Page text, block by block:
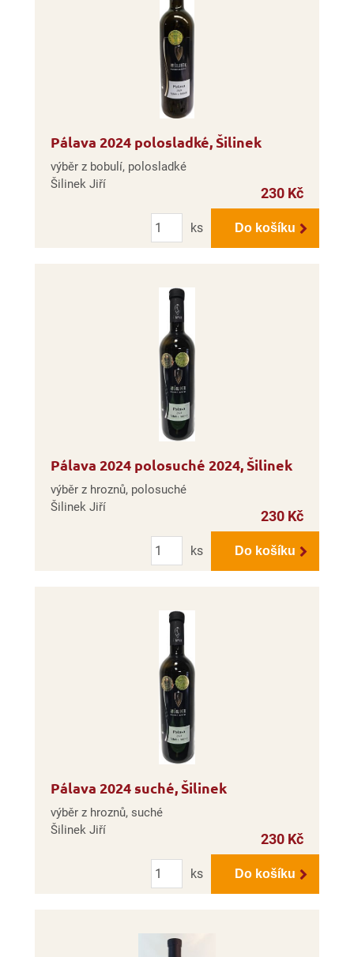
Pálava 2024 polosladké, Šilinek
výběr z bobulí, polosladké
Šilinek Jiří
230 Kč
Počet
ks
Do košíku
Pálava 2024 polosuché 2024, Šilinek
výběr z hroznů, polosuché
Šilinek Jiří
230 Kč
Počet
ks
Do košíku
Pálava 2024 suché, Šilinek
výběr z hroznů, suché
Šilinek Jiří
230 Kč
Počet
ks
Do košíku